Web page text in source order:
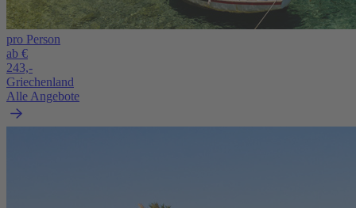
pro Person
ab €
243,-
Griechenland
Alle Angebote